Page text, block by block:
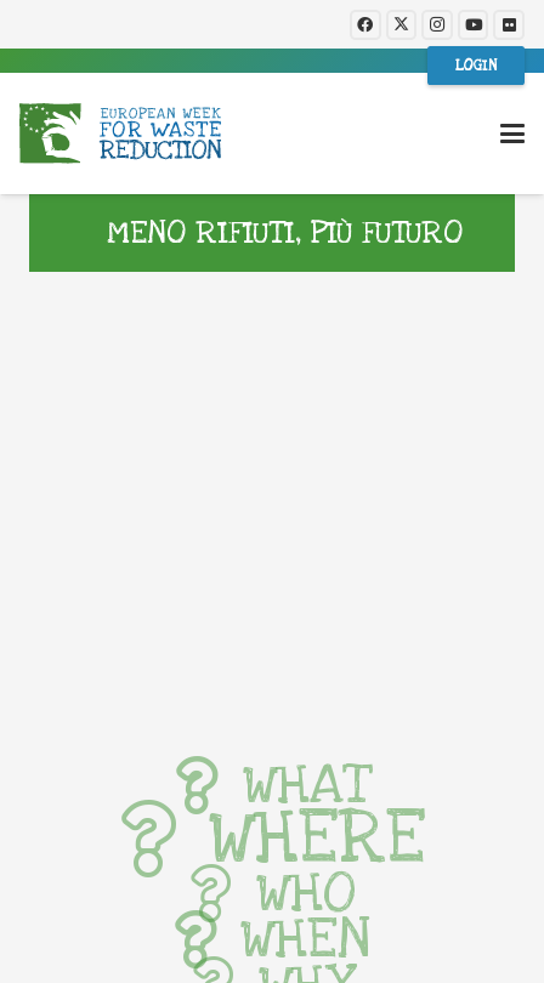
LOGIN
MENO RIFIUTI, PIÙ FUTURO
WHAT
WHERE
WHO
WHEN